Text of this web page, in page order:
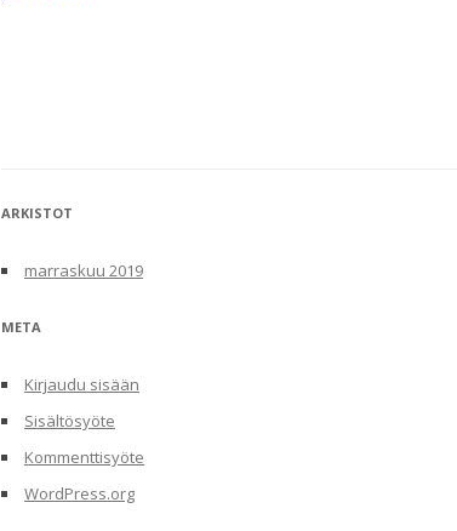
ARKISTOT
marraskuu 2019
META
Kirjaudu sisään
Sisältösyöte
Kommenttisyöte
WordPress.org